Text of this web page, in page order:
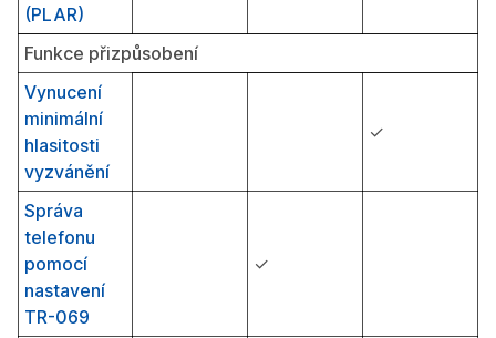
(PLAR)
Funkce přizpůsobení
Vynucení
minimální
hlasitosti
vyzvánění
✓
Správa
telefonu
pomocí
nastavení
TR-069
✓